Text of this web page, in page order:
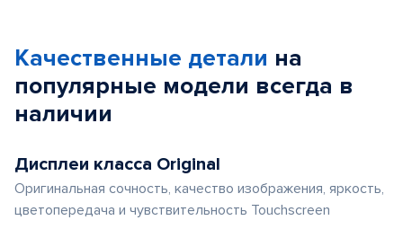
Качественные детали на
популярные модели всегда в
наличии
Дисплеи класса Original
Оригинальная сочность, качество изображения, яркость,
цветопередача и чувствительность Touchscreen